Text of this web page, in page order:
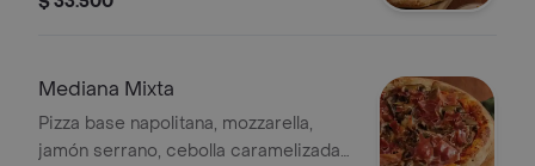
Mediana Mixta
Pizza base napolitana, mozzarella,
jamón serrano, cebolla caramelizada y